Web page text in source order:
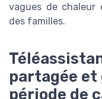
vagues de chaleur
des familles.
partagée et
période de